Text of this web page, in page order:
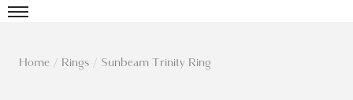
Home / Rings / Sunbeam Trinity Ring